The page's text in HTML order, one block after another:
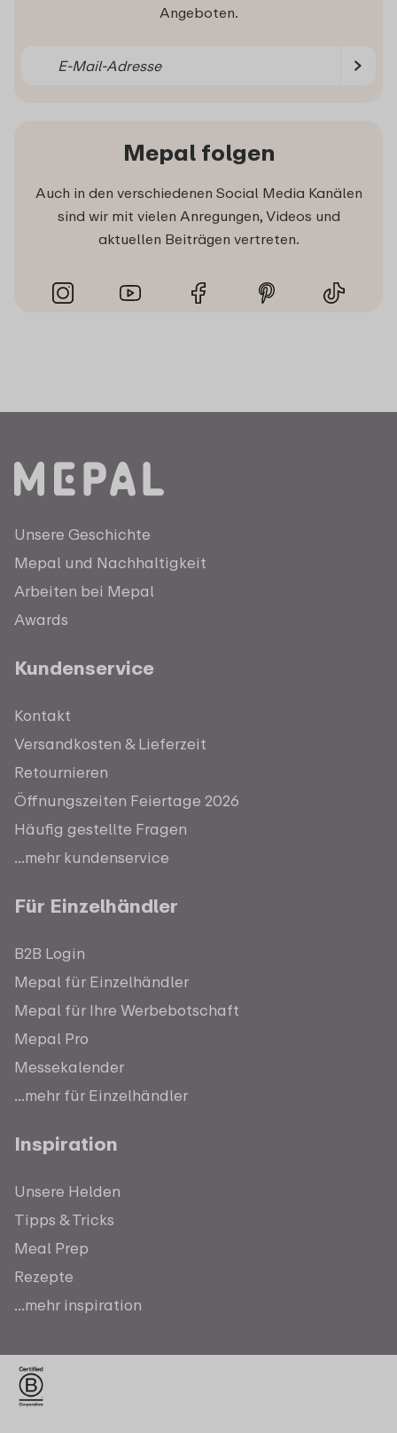
Angeboten.
Mepal folgen
Auch in den verschiedenen Social Media Kanälen
sind wir mit vielen Anregungen, Videos und
aktuellen Beiträgen vertreten.
Unsere Geschichte
Mepal und Nachhaltigkeit
Arbeiten bei Mepal
Awards
Kundenservice
Kontakt
Versandkosten & Lieferzeit
Retournieren
Öffnungszeiten Feiertage 2026
Häufig gestellte Fragen
...mehr kundenservice
Für Einzelhändler
B2B Login
Mepal für Einzelhändler
Mepal für Ihre Werbebotschaft
Mepal Pro
Messekalender
...mehr für Einzelhändler
Inspiration
Unsere Helden
Tipps & Tricks
Meal Prep
Rezepte
...mehr inspiration